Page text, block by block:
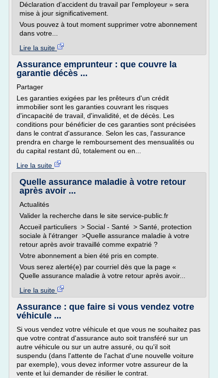
Déclaration d'accident du travail par l'employeur » sera
mise à jour significativement.
Vous pouvez à tout moment supprimer votre abonnement
dans votre...
Lire la suite
Assurance emprunteur : que couvre la
garantie décès ...
Partager
Les garanties exigées par les prêteurs d'un crédit
immobilier sont les garanties couvrant les risques
d'incapacité de travail, d'invalidité, et de décès. Les
conditions pour bénéficier de ces garanties sont précisées
dans le contrat d'assurance. Selon les cas, l'assurance
prendra en charge le remboursement des mensualités ou
du capital restant dû, totalement ou en...
Lire la suite
Quelle assurance maladie à votre retour
après avoir ...
Actualités
Valider la recherche dans le site service-public.fr
Accueil particuliers > Social - Santé > Santé, protection
sociale à l'étranger >Quelle assurance maladie à votre
retour après avoir travaillé comme expatrié ?
Votre abonnement a bien été pris en compte.
Vous serez alerté(e) par courriel dès que la page «
Quelle assurance maladie à votre retour après avoir...
Lire la suite
Assurance : que faire si vous vendez votre
véhicule ...
Si vous vendez votre véhicule et que vous ne souhaitez pas
que votre contrat d'assurance auto soit transféré sur un
autre véhicule ou sur un autre assuré, ou qu'il soit
suspendu (dans l'attente de l'achat d'une nouvelle voiture
par exemple), vous devez informer votre assureur de la
vente et lui demander de résilier le contrat.